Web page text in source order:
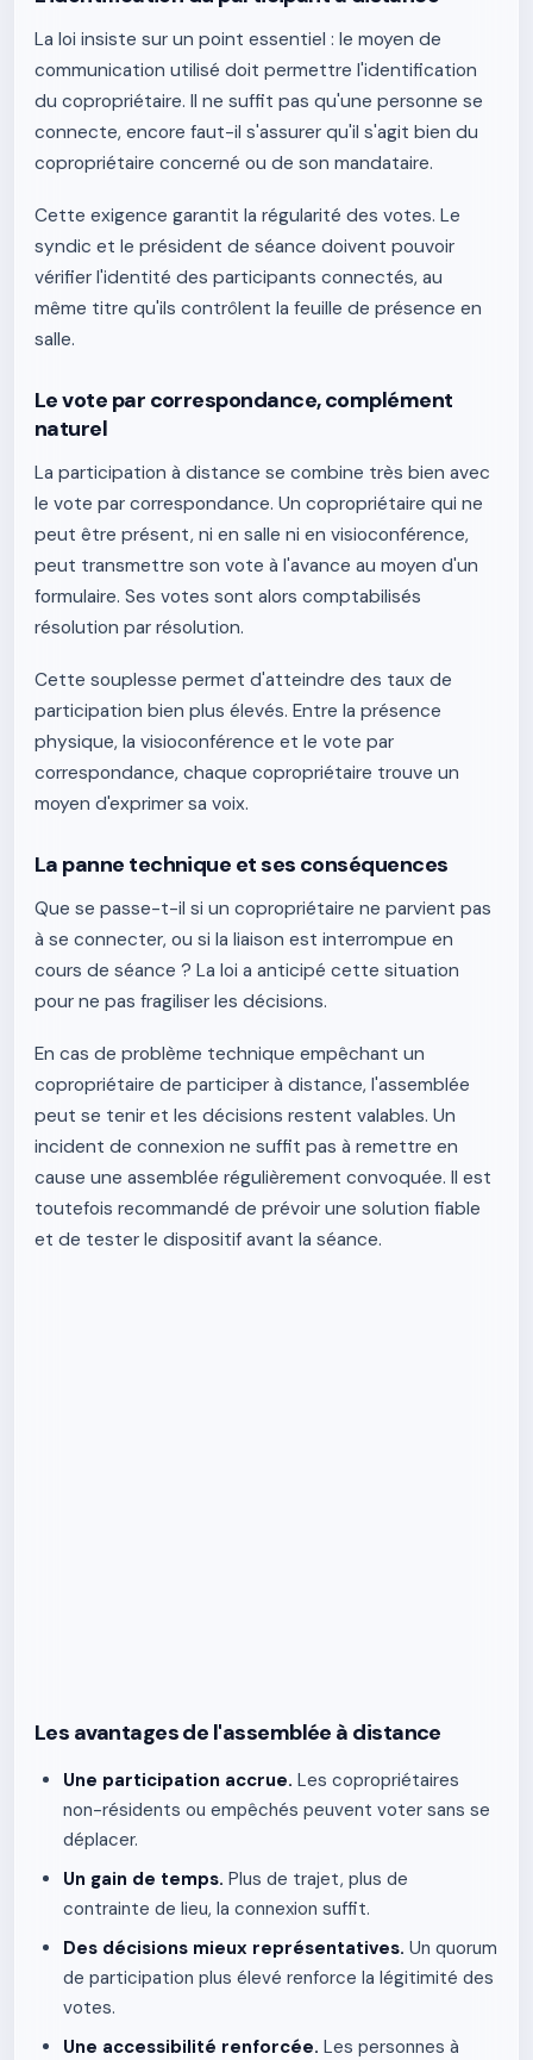
La loi insiste sur un point essentiel : le moyen de
communication utilisé doit permettre l'identification
du copropriétaire. Il ne suffit pas qu'une personne se
connecte, encore faut-il s'assurer qu'il s'agit bien du
copropriétaire concerné ou de son mandataire.
Cette exigence garantit la régularité des votes. Le
syndic et le président de séance doivent pouvoir
vérifier l'identité des participants connectés, au
même titre qu'ils contrôlent la feuille de présence en
salle.
Le vote par correspondance, complément
naturel
La participation à distance se combine très bien avec
le vote par correspondance. Un copropriétaire qui ne
peut être présent, ni en salle ni en visioconférence,
peut transmettre son vote à l'avance au moyen d'un
formulaire. Ses votes sont alors comptabilisés
résolution par résolution.
Cette souplesse permet d'atteindre des taux de
participation bien plus élevés. Entre la présence
physique, la visioconférence et le vote par
correspondance, chaque copropriétaire trouve un
moyen d'exprimer sa voix.
La panne technique et ses conséquences
Que se passe-t-il si un copropriétaire ne parvient pas
à se connecter, ou si la liaison est interrompue en
cours de séance ? La loi a anticipé cette situation
pour ne pas fragiliser les décisions.
En cas de problème technique empêchant un
copropriétaire de participer à distance, l'assemblée
peut se tenir et les décisions restent valables. Un
incident de connexion ne suffit pas à remettre en
cause une assemblée régulièrement convoquée. Il est
toutefois recommandé de prévoir une solution fiable
et de tester le dispositif avant la séance.
Les avantages de l'assemblée à distance
Une participation accrue. Les copropriétaires
non-résidents ou empêchés peuvent voter sans se
déplacer.
Un gain de temps. Plus de trajet, plus de
contrainte de lieu, la connexion suffit.
Des décisions mieux représentatives. Un quorum
de participation plus élevé renforce la légitimité des
votes.
Une accessibilité renforcée. Les personnes à